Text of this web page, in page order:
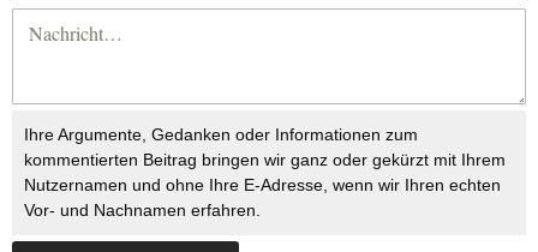
Ihre Argumente, Gedanken oder Informationen zum
kommentierten Beitrag bringen wir ganz oder gekürzt mit Ihrem
Nutzernamen und ohne Ihre E-Adresse, wenn wir Ihren echten
Vor- und Nachnamen erfahren.